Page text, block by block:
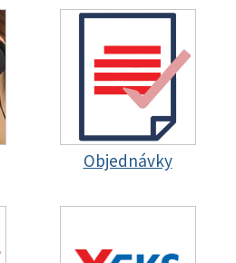
Objednávky